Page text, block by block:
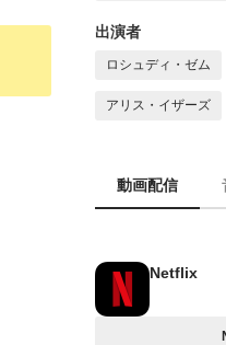
出演者
ロシュディ・ゼム
アリス・イザーズ
動画配信
Netflix